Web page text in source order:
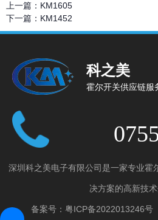
上一篇： KM1605
下一篇： KM1452
科之美
霍尔开关供应链服
深圳科之美电子有限公司是一家专业霍
决方案的高新技术
备案号： 粤ICP备2022013246号